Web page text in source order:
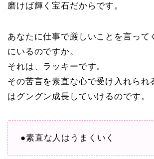
磨けば輝く宝石だからです。
あなたに仕事で厳しいことを言って
にいるのですか。
それは、ラッキーです。
その苦言を素直な心で受け入れられ
はグングン成長していけるのです。
●素直な人はうまくいく